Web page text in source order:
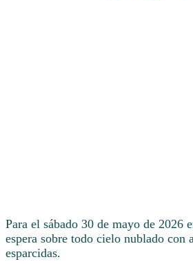
Para el sábado 30 de mayo de 2026
espera sobre todo cielo nublado con
esparcidas.